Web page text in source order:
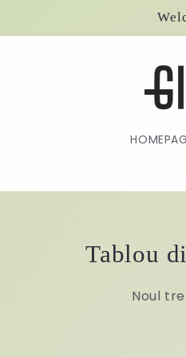
Tablou
Noul